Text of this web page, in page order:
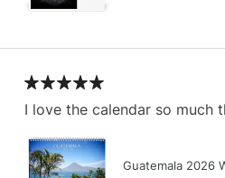
I love the calendar so much
Guatemala 2026